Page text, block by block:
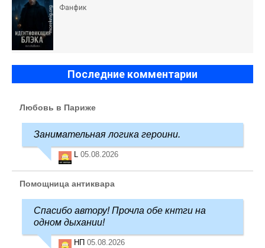
Фанфик
Последние комментарии
Любовь в Париже
Занимательная логика героини.
L 05.08.2026
Помощница антиквара
Спасибо автору! Прочла обе кнтги на
одном дыхании!
НП 05.08.2026